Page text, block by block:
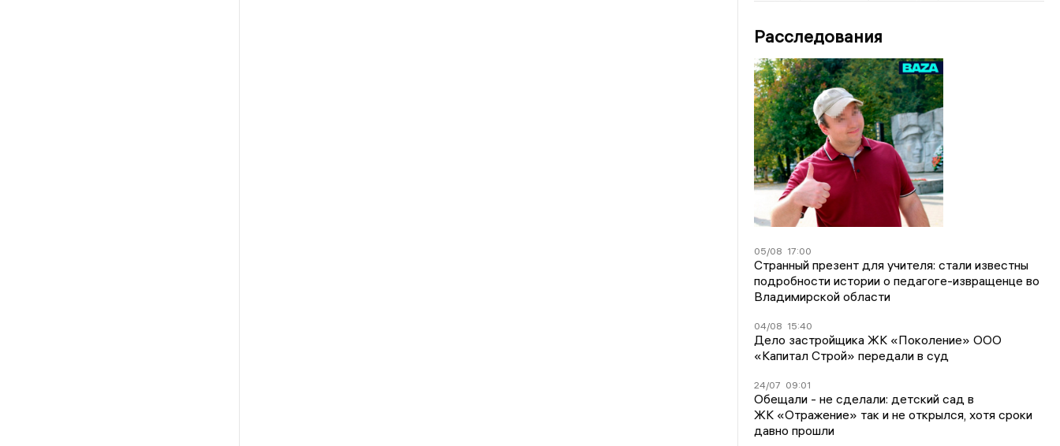
Расследования
05/08 17:00
Странный презент для учителя: стали известны
подробности истории о педагоге-извращенце во
Владимирской области
04/08 15:40
Дело застройщика ЖК «Поколение» ООО
«Капитал Строй» передали в суд
24/07 09:01
Обещали - не сделали: детский сад в
ЖК «Отражение» так и не открылся, хотя сроки
давно прошли